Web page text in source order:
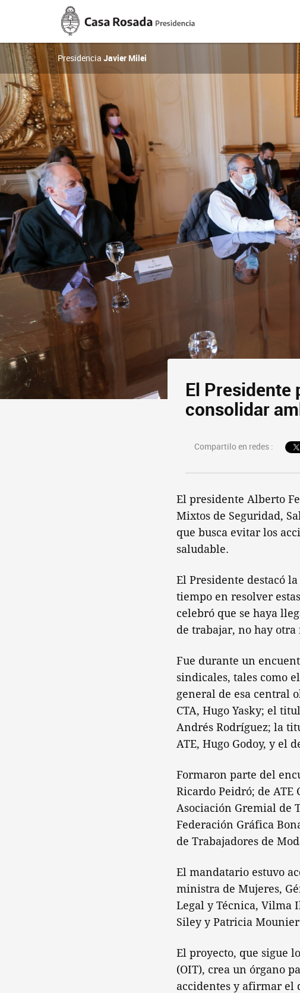
Casa
Rosada
Presidencia
de
Nación
Presidencia Javier Milei
El Presidente
consolidar
Compartilo en redes :
El presidente Alberto
Mixtos de Seguridad,
que busca evitar los
saludable.
El Presidente destacó
tiempo en resolver
celebró que se haya
de trabajar, no hay otra
Fue durante un
sindicales, tales como
general de esa central
CTA, Hugo Yasky; el
Andrés Rodríguez; la
ATE, Hugo Godoy, y el
Formaron parte del
Ricardo Peidró; de ATE
Asociación Gremial de
Federación Gráfica
de Trabajadores de
El mandatario estuvo
ministra de Mujeres,
Legal y Técnica, Vilma
Siley y Patricia
El proyecto, que sigue
(OIT), crea un órgano
accidentes y afirmar el